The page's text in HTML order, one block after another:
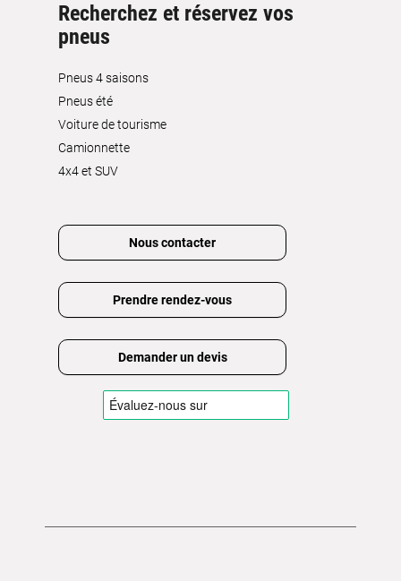
Recherchez et réservez vos
pneus
Pneus 4 saisons
Pneus été
Voiture de tourisme
Camionnette
4x4 et SUV
Nous contacter
Prendre rendez-vous
Demander un devis